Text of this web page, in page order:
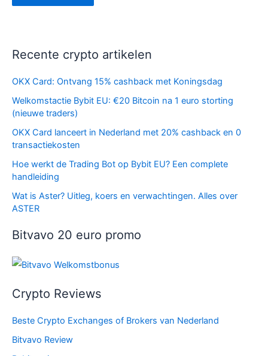
Recente crypto artikelen
OKX Card: Ontvang 15% cashback met Koningsdag
Welkomstactie Bybit EU: €20 Bitcoin na 1 euro storting
(nieuwe traders)
OKX Card lanceert in Nederland met 20% cashback en 0
transactiekosten
Hoe werkt de Trading Bot op Bybit EU? Een complete
handleiding
Wat is Aster? Uitleg, koers en verwachtingen. Alles over
ASTER
Bitvavo 20 euro promo
Crypto Reviews
Beste Crypto Exchanges of Brokers van Nederland
Bitvavo Review